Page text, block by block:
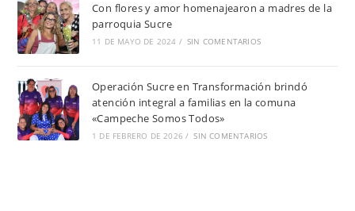
Con flores y amor homenajearon a madres de la
parroquia Sucre
11 DE MAYO DE 2024 / SIN COMENTARIOS
Operación Sucre en Transformación brindó
atención integral a familias en la comuna
«Campeche Somos Todos»
1 DE FEBRERO DE 2026 / SIN COMENTARIOS